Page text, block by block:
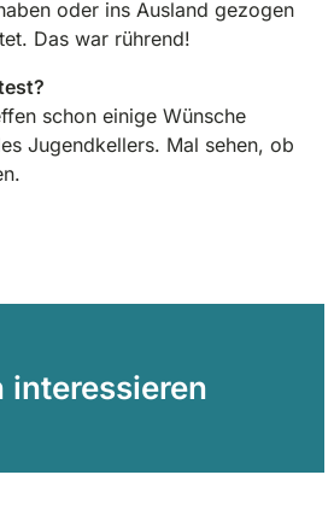
oder ins Ausland gezogen
Das war rührend!
schon einige Wünsche
Jugendkellers. Mal sehen, ob
interessieren